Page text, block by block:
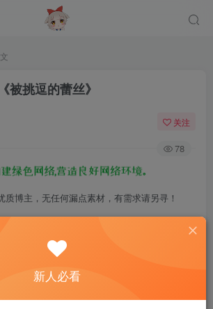
被挑逗的蕾丝》
关注
78
质博主，无任何漏点素材，有需求请另寻！
错误，请更换浏览器重试，这是百度网盘版本问
无法解压，请查看
/账号解禁...等问题请《提交工单》
新人必看